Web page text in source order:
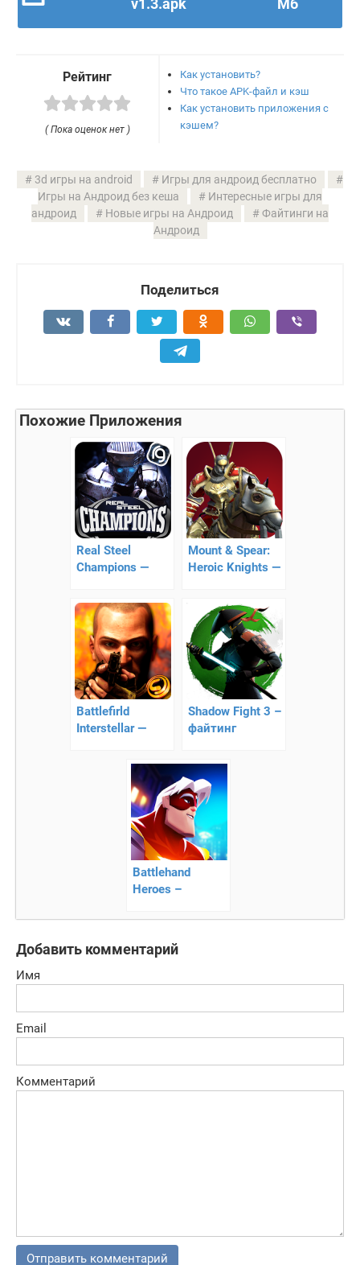
v1.3.apk
Мб
Рейтинг
( Пока оценок нет )
Как установить?
Что такое APK-файл и кэш
Как установить приложения с
кэшем?
3d игры на android
Игры для андроид бесплатно
Игры на Андроид без кеша
Интересные игры для
андроид
Новые игры на Андроид
Файтинги на
Андроид
Поделиться
Похожие Приложения
Real Steel
Champions —
Mount & Spear:
Heroic Knights —
Battlefirld
Interstellar —
террористов!
Shadow Fight 3 –
файтинг
Battlehand
Heroes –
команду в бой
Добавить комментарий
Имя
Email
Комментарий